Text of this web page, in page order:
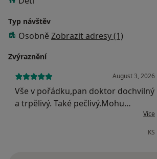
Typ návštěv
Osobně Zobrazit adresy (1)
Zvýraznění
August 3, 2026
Vše v pořádku,pan doktor dochvilný
a trpělivý. Také pečlivý.Mohu
Více
KS